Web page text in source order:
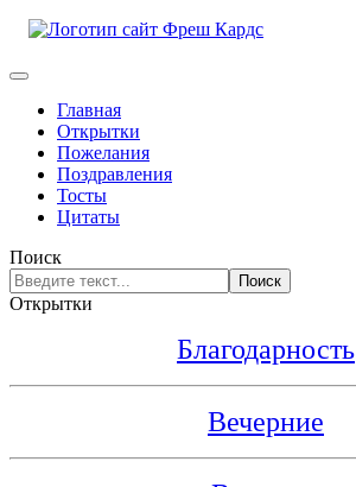
Главная
Открытки
Пожелания
Поздравления
Тосты
Цитаты
Поиск
Поиск
Открытки
Благодарность
Вечерние